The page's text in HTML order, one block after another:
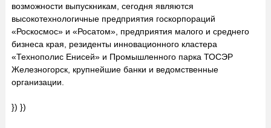
возможности выпускникам, сегодня являются
высокотехнологичные предприятия госкорпораций
«Роскосмос» и «Росатом», предприятия малого и среднего
бизнеса края, резиденты инновационного кластера
«Технополис Енисей» и Промышленного парка ТОСЭР
Железногорск, крупнейшие банки и ведомственные
организации.
}) })